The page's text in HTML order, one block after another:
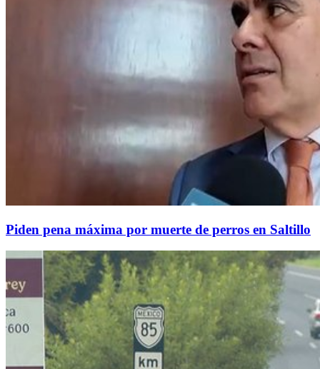
Piden pena máxima por muerte de perros en Saltillo